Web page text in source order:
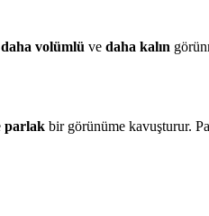
daha volümlü ve daha kalın
parlak bir görünüme kavuşturur.